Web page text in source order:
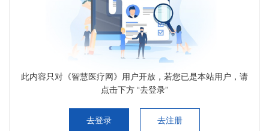
此内容只对《智慧医疗网》用户开放，若您已是本站用户，请
点击下方 “去登录”
去登录 去注册